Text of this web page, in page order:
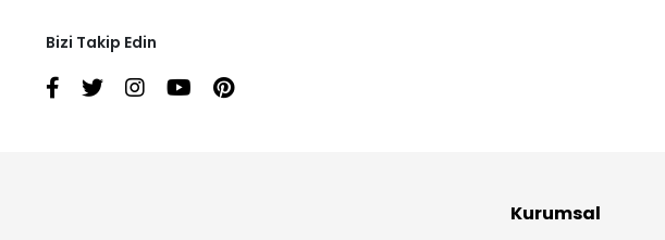
Bizi Takip Edin
Kurumsal